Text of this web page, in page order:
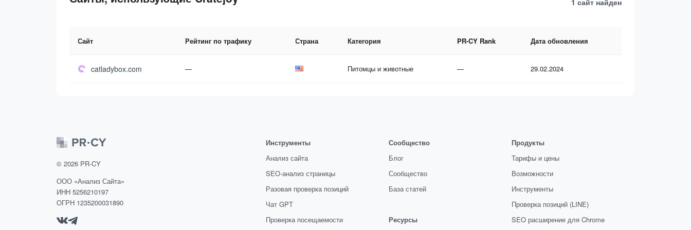
1 сайт найден
Сайт Рейтинг по трафику Страна Категория PR-CY Rank Дата обновления
catladybox.com — Питомцы и животные — 29.02.2024
© 2026 PR-CY
ООО «Анализ Сайта»
ИНН 5256210197
ОГРН 1235200031890
Инструменты
Анализ сайта
SEO-анализ страницы
Разовая проверка позиций
Чат GPT
Проверка посещаемости
Сообщество
Блог
Сообщество
База статей
Ресурсы
Продукты
Тарифы и цены
Возможности
Инструменты
Проверка позиций (LINE)
SEO расширение для Chrome